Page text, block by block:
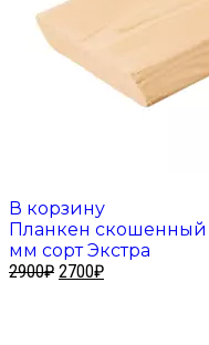
В корзину
Планкен скошенный
мм сорт Экстра
2900₽ 2700₽